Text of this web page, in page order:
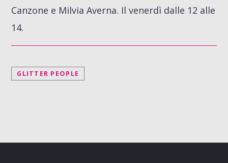
Canzone e Milvia Averna. Il venerdì dalle 12 alle
14.
GLITTER PEOPLE